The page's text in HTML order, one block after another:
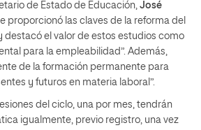
de Estado de Educación, José
proporcionó las claves de la reforma del
destacó el valor de estos estudios como
para la empleabilidad”. Además,
de la formación permanente para
y futuros en materia laboral”.
del ciclo, una por mes, tendrán
igualmente, previo registro, una vez